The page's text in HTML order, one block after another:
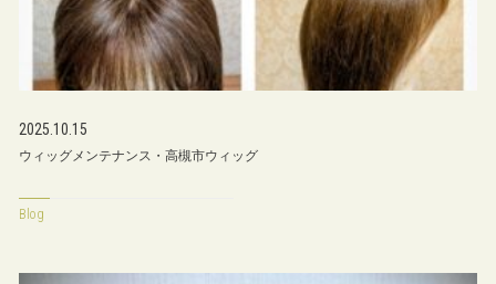
2025.10.15
ウィッグメンテナンス・高槻市ウィッグ
Blog